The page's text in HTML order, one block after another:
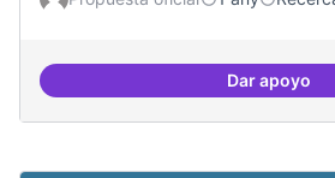
Dar apoyo